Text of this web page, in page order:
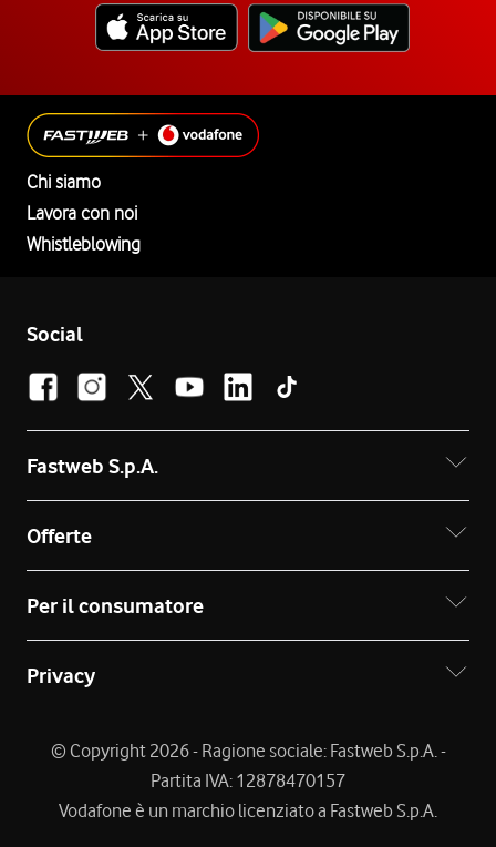
Chi siamo
Lavora con noi
Whistleblowing
Social
Fastweb S.p.A.
Offerte
Per il consumatore
Privacy
© Copyright 2026 - Ragione sociale: Fastweb S.p.A. -
Partita IVA: 12878470157
Vodafone è un marchio licenziato a Fastweb S.p.A.